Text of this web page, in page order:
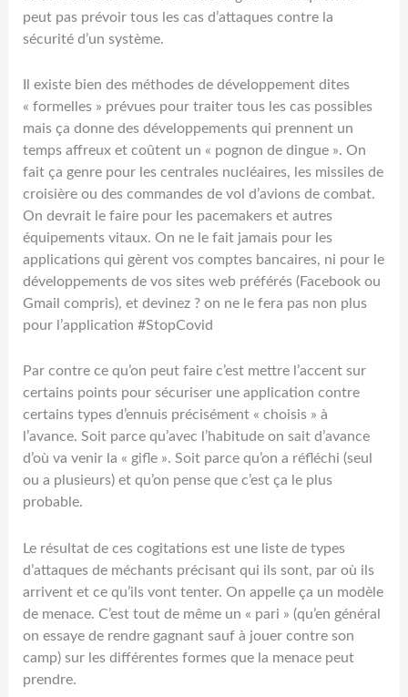
peut pas prévoir tous les cas d’attaques contre la
sécurité d’un système.
Il existe bien des méthodes de développement dites
« formelles » prévues pour traiter tous les cas possibles
mais ça donne des développements qui prennent un
temps affreux et coûtent un « pognon de dingue ». On
fait ça genre pour les centrales nucléaires, les missiles de
croisière ou des commandes de vol d’avions de combat.
On devrait le faire pour les pacemakers et autres
équipements vitaux. On ne le fait jamais pour les
applications qui gèrent vos comptes bancaires, ni pour le
développements de vos sites web préférés (Facebook ou
Gmail compris), et devinez ? on ne le fera pas non plus
pour l’application #StopCovid
Par contre ce qu’on peut faire c’est mettre l’accent sur
certains points pour sécuriser une application contre
certains types d’ennuis précisément « choisis » à
l’avance. Soit parce qu’avec l’habitude on sait d’avance
d’où va venir la « gifle ». Soit parce qu’on a réfléchi (seul
ou a plusieurs) et qu’on pense que c’est ça le plus
probable.
Le résultat de ces cogitations est une liste de types
d’attaques de méchants précisant qui ils sont, par où ils
arrivent et ce qu’ils vont tenter. On appelle ça un modèle
de menace. C’est tout de même un « pari » (qu’en général
on essaye de rendre gagnant sauf à jouer contre son
camp) sur les différentes formes que la menace peut
prendre.